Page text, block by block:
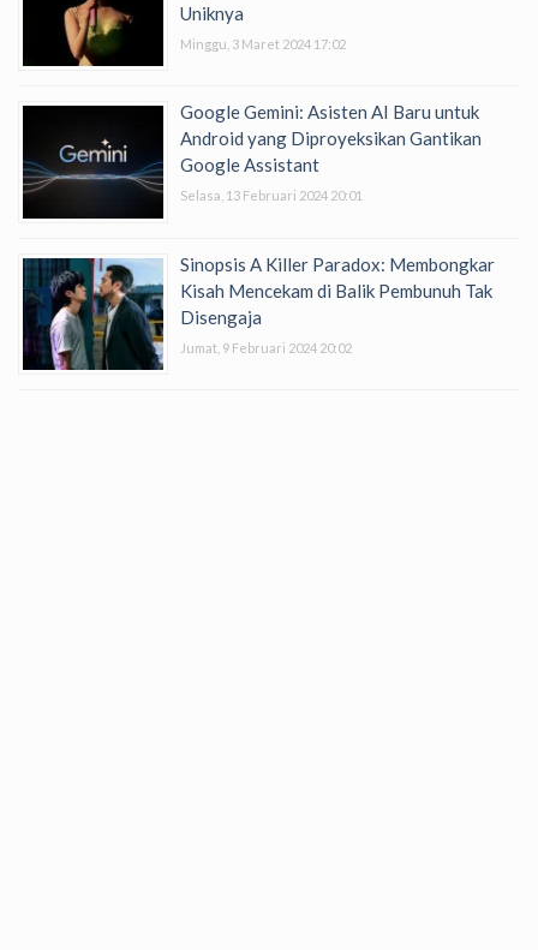
Uniknya
Minggu, 3 Maret 2024 17:02
Google Gemini: Asisten AI Baru untuk
Android yang Diproyeksikan Gantikan
Google Assistant
Selasa, 13 Februari 2024 20:01
Sinopsis A Killer Paradox: Membongkar
Kisah Mencekam di Balik Pembunuh Tak
Disengaja
Jumat, 9 Februari 2024 20:02